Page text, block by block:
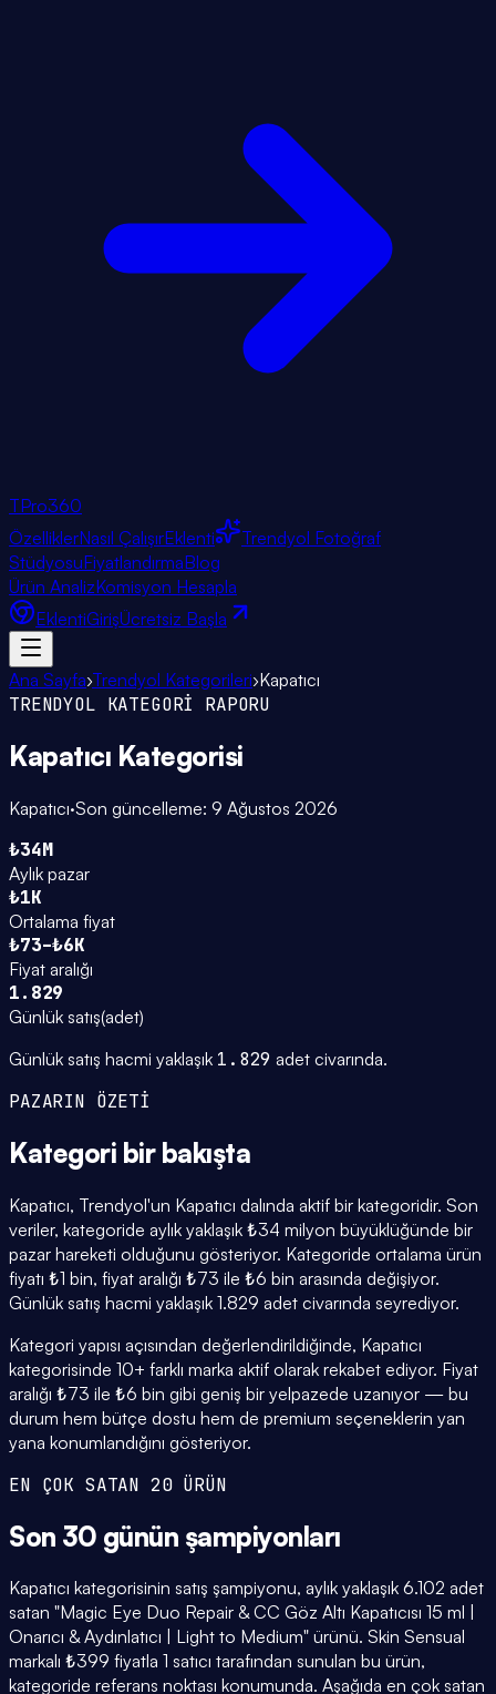
TPro360
ÖzelliklerNasıl ÇalışırEklenti
Trendyol Fotoğraf
StüdyosuFiyatlandırmaBlog
Ürün AnalizKomisyon Hesapla
EklentiGirişÜcretsiz Başla
Ana Sayfa›Trendyol Kategorileri›Kapatıcı
TRENDYOL KATEGORİ RAPORU
Kapatıcı Kategorisi
Kapatıcı·Son güncelleme: 9 Ağustos 2026
₺34M
Aylık pazar
₺1K
Ortalama fiyat
₺73–₺6K
Fiyat aralığı
1.829
Günlük satış(adet)
Günlük satış hacmi yaklaşık 1.829 adet civarında.
PAZARIN ÖZETİ
Kategori bir bakışta
Kapatıcı, Trendyol'un Kapatıcı dalında aktif bir kategoridir. Son
veriler, kategoride aylık yaklaşık ₺34 milyon büyüklüğünde bir
pazar hareketi olduğunu gösteriyor. Kategoride ortalama ürün
fiyatı ₺1 bin, fiyat aralığı ₺73 ile ₺6 bin arasında değişiyor.
Günlük satış hacmi yaklaşık 1.829 adet civarında seyrediyor.
Kategori yapısı açısından değerlendirildiğinde, Kapatıcı
kategorisinde 10+ farklı marka aktif olarak rekabet ediyor. Fiyat
aralığı ₺73 ile ₺6 bin gibi geniş bir yelpazede uzanıyor — bu
durum hem bütçe dostu hem de premium seçeneklerin yan
yana konumlandığını gösteriyor.
EN ÇOK SATAN 20 ÜRÜN
Son 30 günün şampiyonları
Kapatıcı kategorisinin satış şampiyonu, aylık yaklaşık 6.102 adet
satan "Magic Eye Duo Repair & CC Göz Altı Kapatıcısı 15 ml |
Onarıcı & Aydınlatıcı | Light to Medium" ürünü. Skin Sensual
markalı ₺399 fiyatla 1 satıcı tarafından sunulan bu ürün,
kategoride referans noktası konumunda. Aşağıda en çok satan